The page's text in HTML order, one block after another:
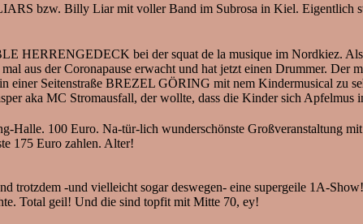
bzw. Billy Liar mit voller Band im Subrosa in Kiel. Eigentlich
HERRENGEDECK bei der squat de la musique im Nordkiez.
aus der Coronapause erwacht und hat jetzt einen Drummer.
einer Seitenstraße BREZEL GÖRING mit nem Kindermusical zu
aka MC Stromausfall, der wollte, dass die Kinder sich
Halle. 100 Euro. Na-tür-lich wunderschönste Großveranstaltung
175 Euro zahlen. Alter!
trotzdem -und vielleicht sogar deswegen- eine supergeile 1A-
Total geil! Und die sind topfit mit Mitte 70, ey!